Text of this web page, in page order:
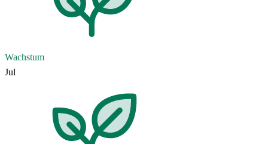
Wachstum
Jul